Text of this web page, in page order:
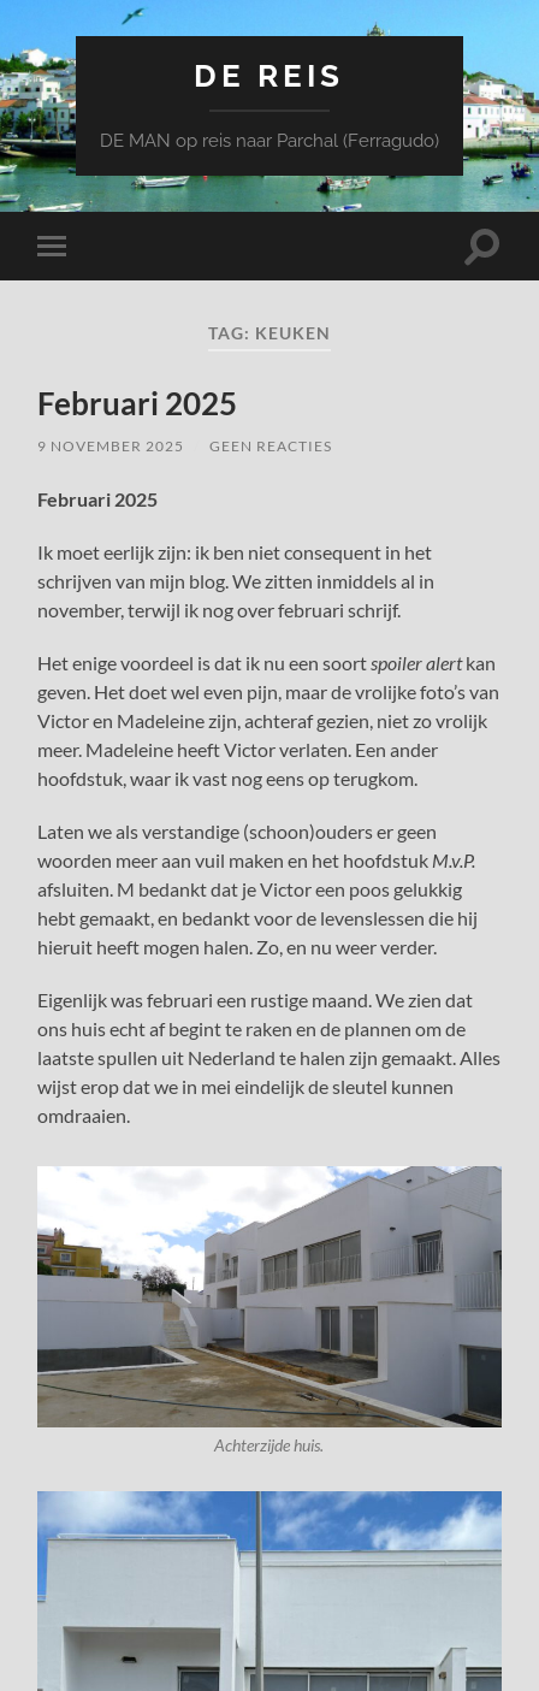
DE REIS
DE MAN op reis naar Parchal (Ferragudo)
Toggle
mobiel
Toggle
TAG: KEUKEN
Februari 2025
9 NOVEMBER 2025 GEEN REACTIES
Februari 2025
Ik moet eerlijk zijn: ik ben niet consequent in het
schrijven van mijn blog. We zitten inmiddels al in
november, terwijl ik nog over februari schrijf.
Het enige voordeel is dat ik nu een soortspoiler alertkan
geven. Het doet wel even pijn, maar de vrolijke foto’s van
Victor en Madeleine zijn, achteraf gezien, niet zo vrolijk
meer. Madeleine heeft Victor verlaten. Een ander
hoofdstuk, waar ik vast nog eens op terugkom.
Laten we als verstandige (schoon)ouders er geen
woorden meer aan vuil maken en het hoofdstuk M.v.P.
afsluiten. M bedankt dat je Victor een poos gelukkig
hebt gemaakt, en bedankt voor de levenslessen die hij
hieruit heeft mogen halen. Zo, en nu weer verder.
Eigenlijk was februari een rustige maand. We zien dat
ons huis echt af begint te raken en de plannen om de
laatste spullen uit Nederland te halen zijn gemaakt. Alles
wijst erop dat we in mei eindelijk de sleutel kunnen
omdraaien.
Achterzijde huis.